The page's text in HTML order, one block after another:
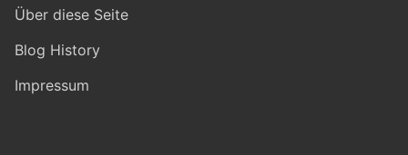
Über diese Seite
Blog History
Impressum